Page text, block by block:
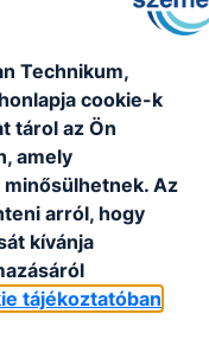
a
17
módszerek
Technikum,
cookie-k
tárol az Ön
amely
Az
arról, hogy
kívánja
tájékoztatóban